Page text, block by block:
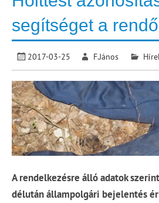
segítséget a
2017-03-25 F.János
A rendelkezésre álló adatok
délután állampolgári bejelentés